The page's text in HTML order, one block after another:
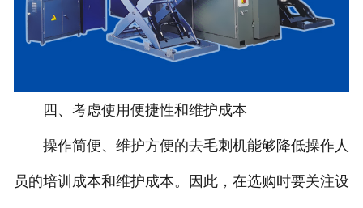
四、考虑使用便捷性和维护成本
操作简便、维护方便的去毛刺机能够降低操作人
员的培训成本和维护成本。因此，在选购时要关注设